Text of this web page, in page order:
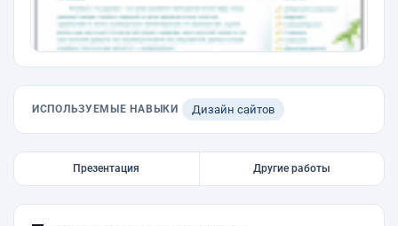
ИСПОЛЬЗУЕМЫЕ НАВЫКИ Дизайн сайтов
Презентация Другие работы